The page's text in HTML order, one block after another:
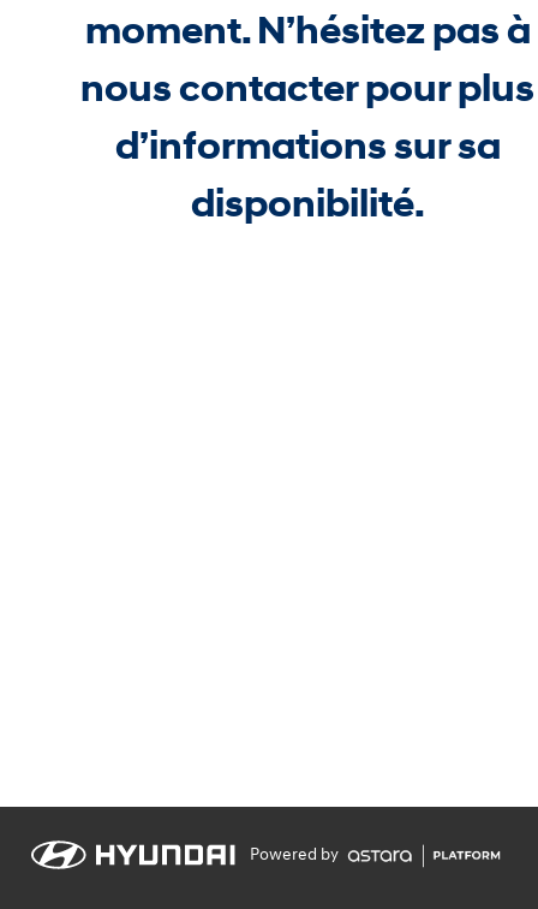
moment. N’hésitez pas à
nous contacter pour plus
d’informations sur sa
disponibilité.
Powered by